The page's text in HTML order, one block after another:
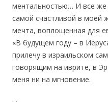
ментальностью… И все же
самой счастливой в
мечта, воплощенная для
«В будущем году – в
прилечу в израильском
говорящим на иврите, в
меня ни на мгновение.